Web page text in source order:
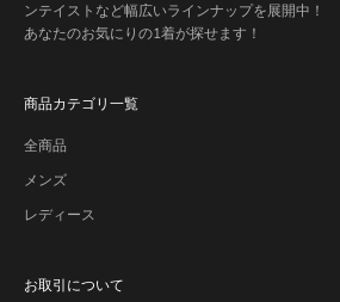
ンテイストなど幅広いラインナップを展開中！
あなたのお気にりの1着が探せます！
商品カテゴリ一覧
全商品
メンズ
レディース
お取引について